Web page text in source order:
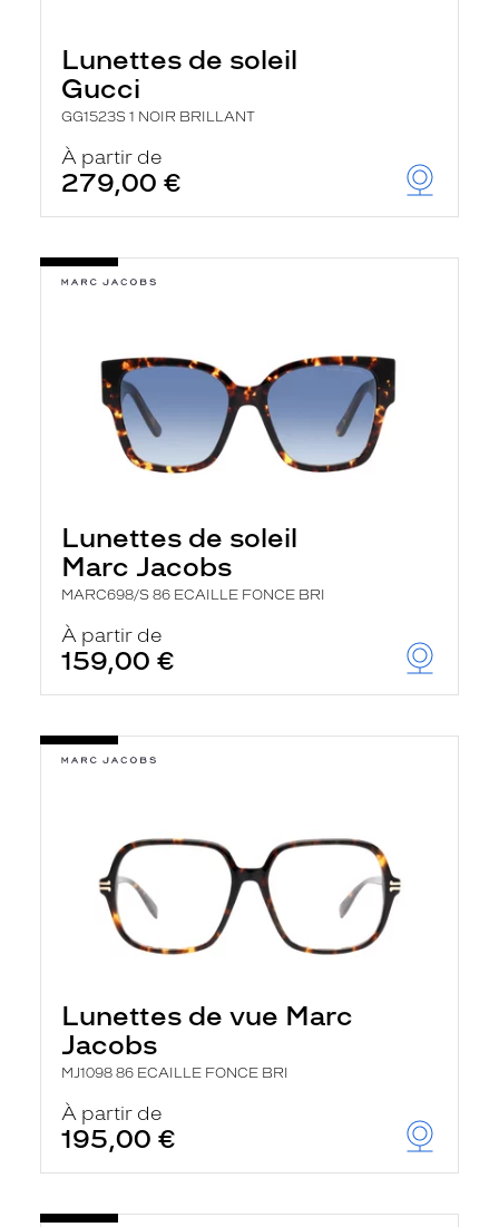
Lunettes de soleil
Gucci
GG1523S 1 NOIR BRILLANT
À partir de
279,00 €
Lunettes de soleil
Marc Jacobs
MARC698/S 86 ECAILLE FONCE BRI
À partir de
159,00 €
Lunettes de vue Marc
Jacobs
MJ1098 86 ECAILLE FONCE BRI
À partir de
195,00 €